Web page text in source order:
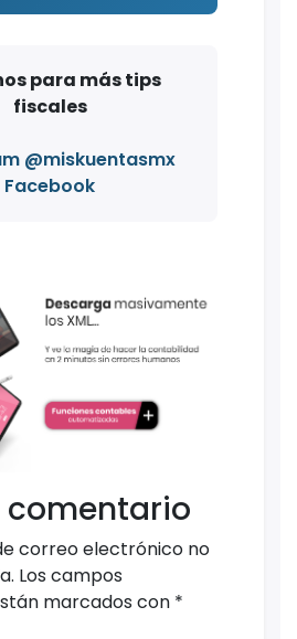
para más tips
fiscales
@miskuentasmx
Facebook
comentario
correo electrónico no
Los campos
marcados con *